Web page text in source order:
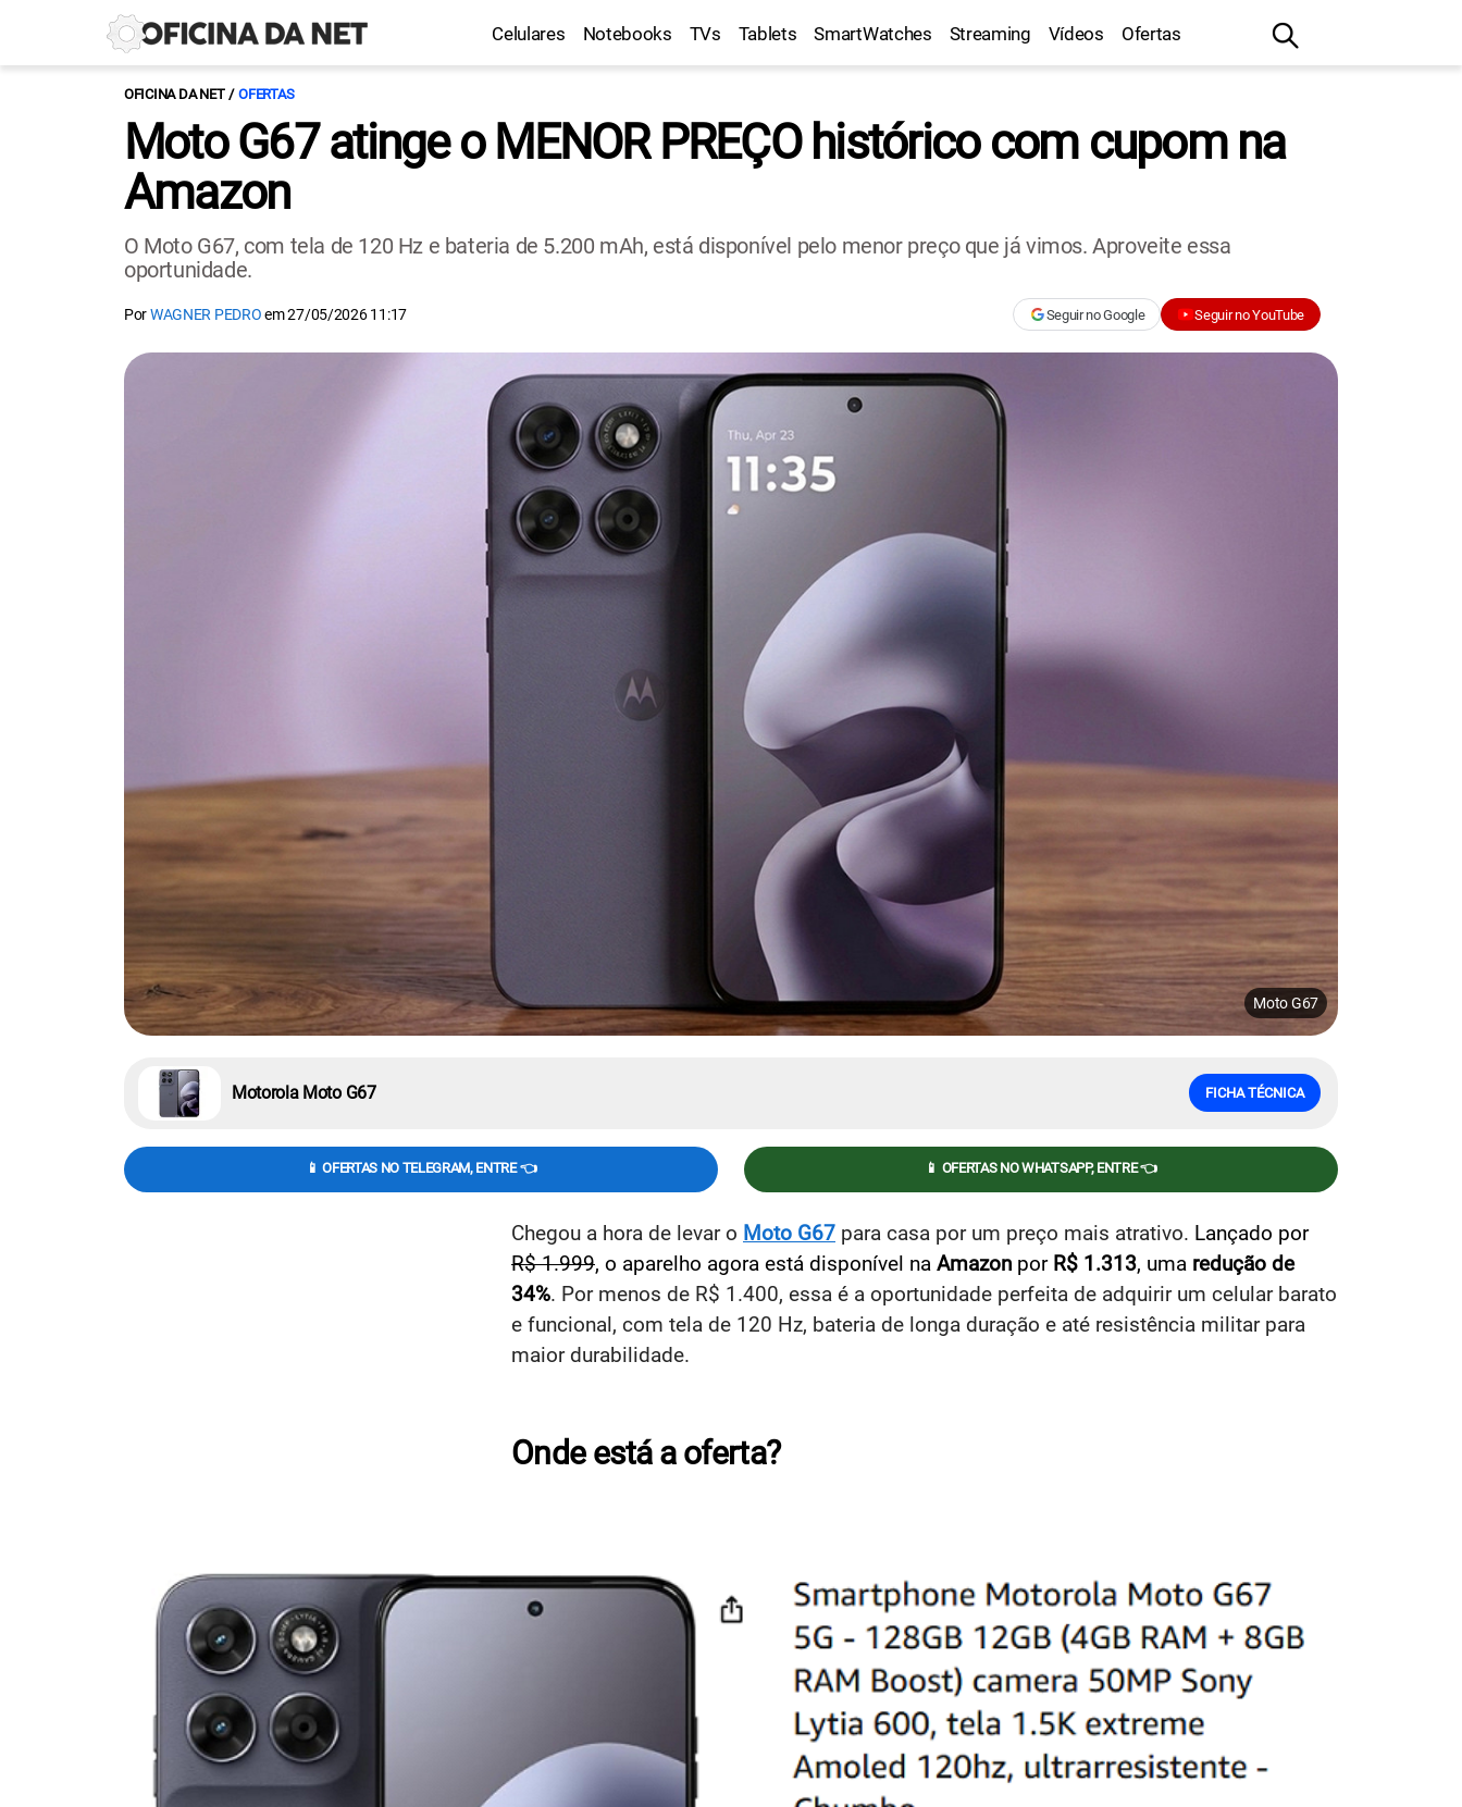
Celulares Notebooks TVs Tablets SmartWatches Streaming Vídeos Ofertas
OFICINA DA NET OFERTAS
Moto G67 atinge o MENOR PREÇO histórico com cupom na
Amazon
O Moto G67, com tela de 120 Hz e bateria de 5.200 mAh, está disponível pelo menor preço que já vimos. Aproveite essa
oportunidade.
PorWAGNER PEDROem27/05/2026 11:17 Seguir no Google Seguir no YouTube
Moto G67
Motorola Moto G67 FICHA TÉCNICA
📱 OFERTAS NO TELEGRAM, ENTRE 👈 📱 OFERTAS NO WHATSAPP, ENTRE 👈
Chegou a hora de levar o Moto G67 para casa por um preço mais atrativo. Lançado por
R$ 1.999, o aparelho agora está disponível na Amazon por R$ 1.313, uma redução de
34%. Por menos de R$ 1.400, essa é a oportunidade perfeita de adquirir um celular barato
e funcional, com tela de 120 Hz, bateria de longa duração e até resistência militar para
maior durabilidade.
Onde está a oferta?